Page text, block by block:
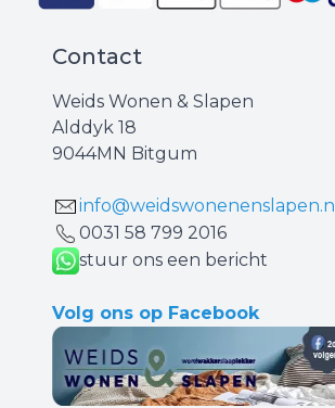
Contact
Weids Wonen & Slapen
Alddyk 18
9044MN Bitgum
info@weidswonenenslapen.nl
0031 ‪58 799 2016‬
stuur ons een bericht
Volg ons op Facebook